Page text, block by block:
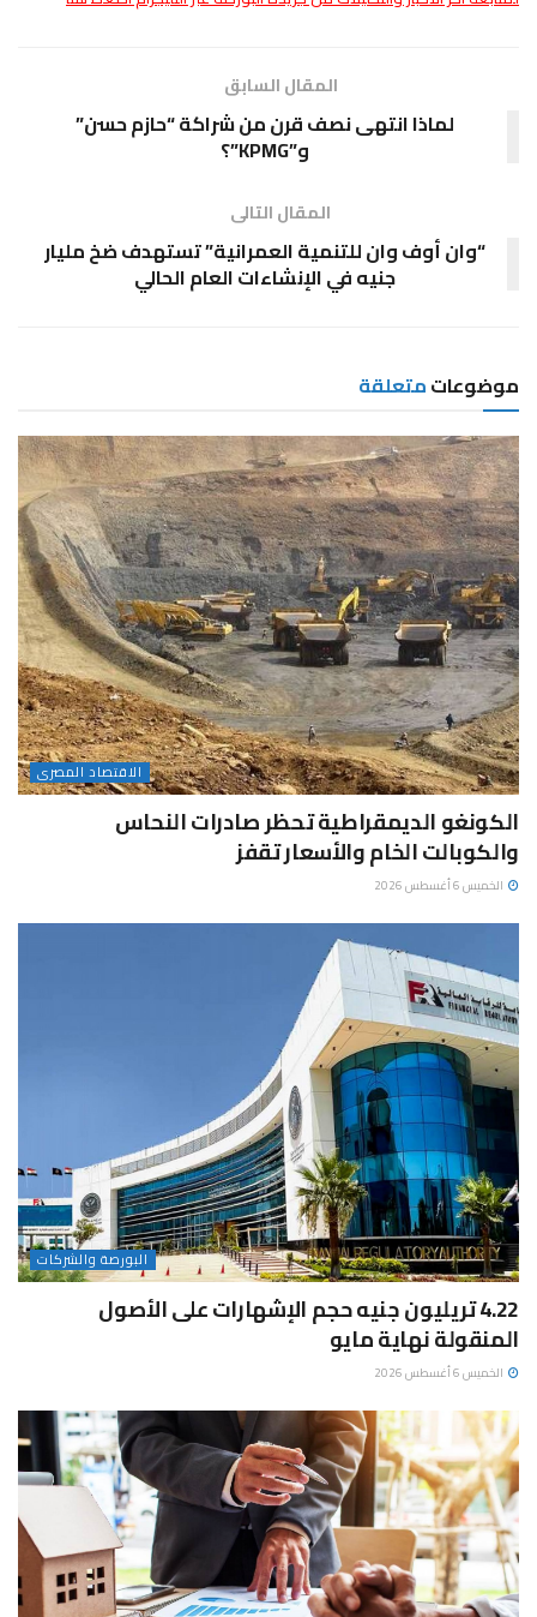
المقال السابق
لماذا انتهى نصف قرن من شراكة “حازم حسن”
و”KPMG”؟
المقال التالى
“وان أوف وان للتنمية العمرانية” تستهدف ضخ مليار
جنيه في الإنشاءات العام الحالي
موضوعاتمتعلقة
الاقتصاد المصرى
الكونغو الديمقراطية تحظر صادرات النحاس
والكوبالت الخام والأسعار تقفز
الخميس 6 أغسطس 2026
البورصة والشركات
4.22 تريليون جنيه حجم الإشهارات على الأصول
المنقولة نهاية مايو
الخميس 6 أغسطس 2026